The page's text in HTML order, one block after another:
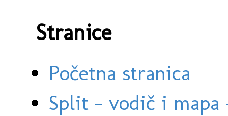
Stranice
Početna stranica
Split - vodič i